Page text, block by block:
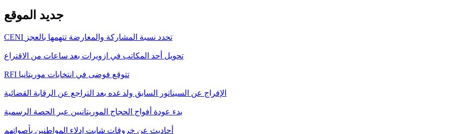
جديد الموقع
CENI تحدد نسبة المشاركة والمعارضة تتهمها بالعجز
تحويل أحد المكاتب في ازويرات بعد ساعات من الاقتراع
RFI تتوقع فوضى في انتخابات موريتانيا
الإفراج عن السيناتور السابق ولد غده بعد التراجع عن الرقابة القضائية
بدء عودة أفواج الحجاج الموريتانيين عبر الحصة الرسمية
أحاديث عن خروقات شابت إدلاء المواطنين بأصواتهم